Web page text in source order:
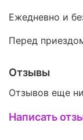
Ежедневно и
Перед
Отзывы
Отзывов еще
Написать